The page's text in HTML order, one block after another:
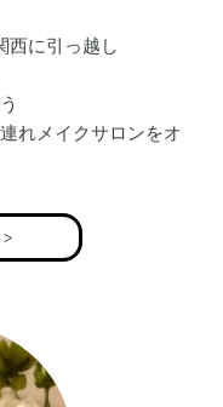
西に引っ越し
れメイクサロンをオ
ても活動
>